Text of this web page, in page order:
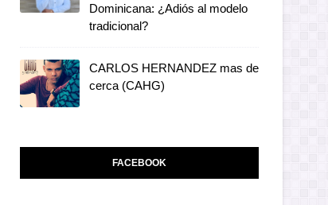
Dominicana: ¿Adiós al modelo
tradicional?
CARLOS HERNANDEZ mas de
cerca (CAHG)
FACEBOOK